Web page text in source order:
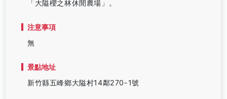
「大隘櫻之林休閒農場」。
注意事項
無
景點地址
新竹縣五峰鄉大隘村14鄰270-1號